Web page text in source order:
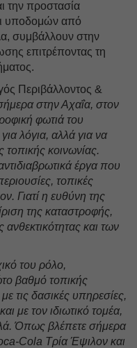
την προστασία
υποδομών από
συμβάλλουν στην
επιτρέποντας τη
Περιβάλλοντος &
στην Αχαΐα, στον
φωτιά του
λόγια, αλλά για να
κοινωνίας.
έργα που
τοπικές
Γιατί η ευθύνη της
της καταστροφής,
και των
του ρόλο,
βαθμό τοπικής
τις δασικές υπηρεσίες,
με τον ιδιωτικό τομέα,
Όπως βλέπετε σήμερα
Cola Τρία Έψιλον και